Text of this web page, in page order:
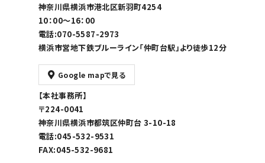
神奈川県横浜市港北区新羽町4254
10：00～16：00
電話:070-5587-2973
横浜市営地下鉄ブルーライン「仲町台駅」より徒歩12分
Google mapで見る
【本社事務所】
〒224-0041
神奈川県横浜市都筑区仲町台 3-10-18
電話:045-532-9531
FAX:045-532-9681